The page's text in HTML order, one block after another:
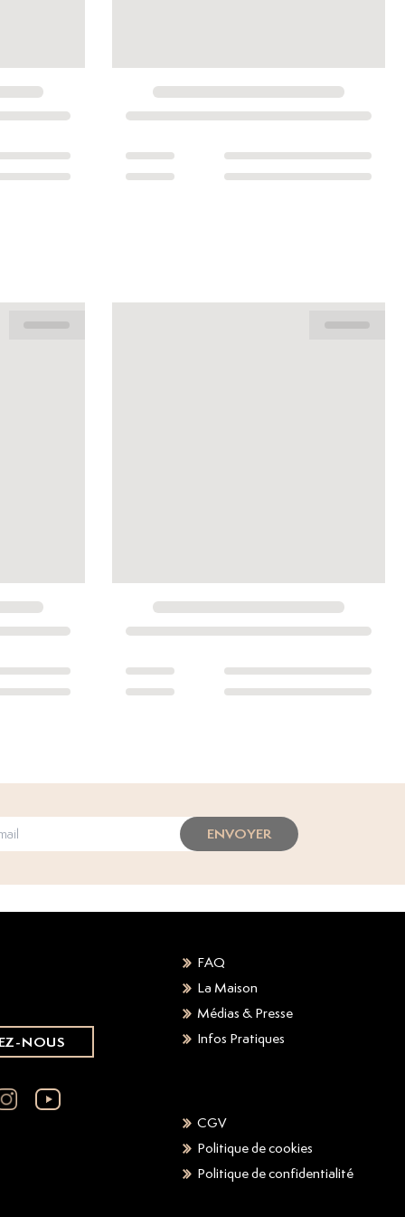
ENVOYER
NOUS
FAQ
La Maison
Médias & Presse
Infos Pratiques
CGV
Politique de cookies
Politique de confidentialité